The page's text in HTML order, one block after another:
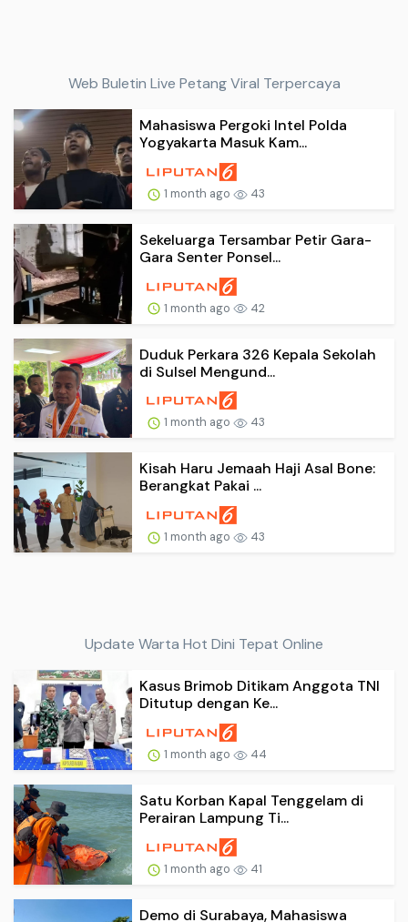
Web Buletin Live Petang Viral Terpercaya
Mahasiswa Pergoki Intel Polda
Yogyakarta Masuk Kam...
1 month ago 43
Sekeluarga Tersambar Petir Gara-
Gara Senter Ponsel...
1 month ago 42
Duduk Perkara 326 Kepala Sekolah
di Sulsel Mengund...
1 month ago 43
Kisah Haru Jemaah Haji Asal Bone:
Berangkat Pakai ...
1 month ago 43
Update Warta Hot Dini Tepat Online
Kasus Brimob Ditikam Anggota TNI
Ditutup dengan Ke...
1 month ago 44
Satu Korban Kapal Tenggelam di
Perairan Lampung Ti...
1 month ago 41
Demo di Surabaya, Mahasiswa